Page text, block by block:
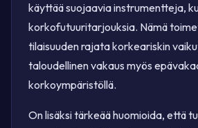
käyttää suojaavia instrumentteja,
korkofutuuritarjouksia. Nämä
tilaisuuden rajata korkeariskin
taloudellinen vakaus myös
korkoympäristöllä.
On lisäksi tärkeää huomioida, että